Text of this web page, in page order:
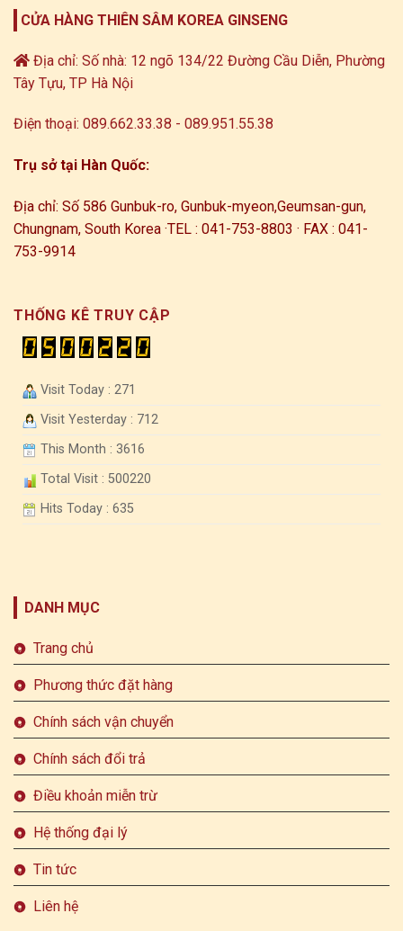
CỬA HÀNG THIÊN SÂM KOREA GINSENG
Địa chỉ: Số nhà: 12 ngõ 134/22 Đường Cầu Diễn, Phường
Tây Tựu, TP Hà Nội
Điện thoại: 089.662.33.38 - 089.951.55.38
Trụ sở tại Hàn Quốc:
Địa chỉ: Số 586 Gunbuk-ro, Gunbuk-myeon,Geumsan-gun,
Chungnam, South Korea ·TEL : 041-753-8803 · FAX : 041-
753-9914
THỐNG KÊ TRUY CẬP
Visit Today : 271
Visit Yesterday : 712
This Month : 3616
Total Visit : 500220
Hits Today : 635
DANH MỤC
Trang chủ
Phương thức đặt hàng
Chính sách vận chuyển
Chính sách đổi trả
Điều khoản miễn trừ
Hệ thống đại lý
Tin tức
Liên hệ